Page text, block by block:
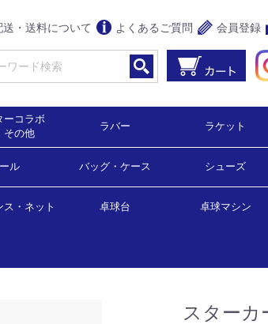
送・送料について よくあるご質問 会員登録
円均一）
OFF）
OFF)
OFF)
OFF）
OFF)
OFF）
用）
兼用）
ート（女子用）
ーコラボ
その他
ラバー
裏ソフト
表ソフト
粒高
アンチ
ラージボール用
ラケット
シェークハンド
シェークハンド
ペンホルダー
反転式
中国式
ラージボール用
ル
ール用
バッグ・ケース
バック・ボールケース
ラケットケース
シューズ
ス・ネット 卓球台 卓球マシン
スターカ